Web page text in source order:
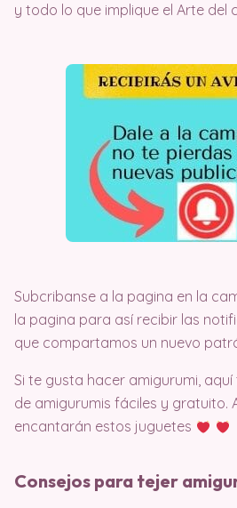
y todo lo que implique el Arte del
Subcribanse a la pagina en la
la pagina para así recibir las
que compartamos un nuevo
Si te gusta hacer amigurumi,
de amigurumis fáciles y gratuito.
encantarán estos juguetes
Consejos para tejer